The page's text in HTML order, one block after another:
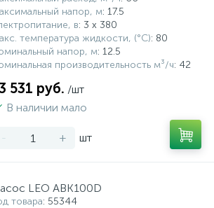
напор, м: 17.5
в: 3 х 380
температура жидкости, (°С): 80
напор, м: 12.5
производительность м³/ч: 42
531 руб. /шт
В наличии мало
- + шт
LEO ABK100D
товара: 55344
автоматика
отопления и комплектующие
системы и комплектующие
пол
насосы
насосы
насосы
107
насосы
арматура
арматура
соединения для трубопроводов
792
оцинкованные чугунные фитинги
(Деманганация)
109
мойки
ванной комнаты
керамика
для ванной комнаты
воздуха
воздуха
комплексы и комплектующие
для увлажнителей и
36
вентиляция